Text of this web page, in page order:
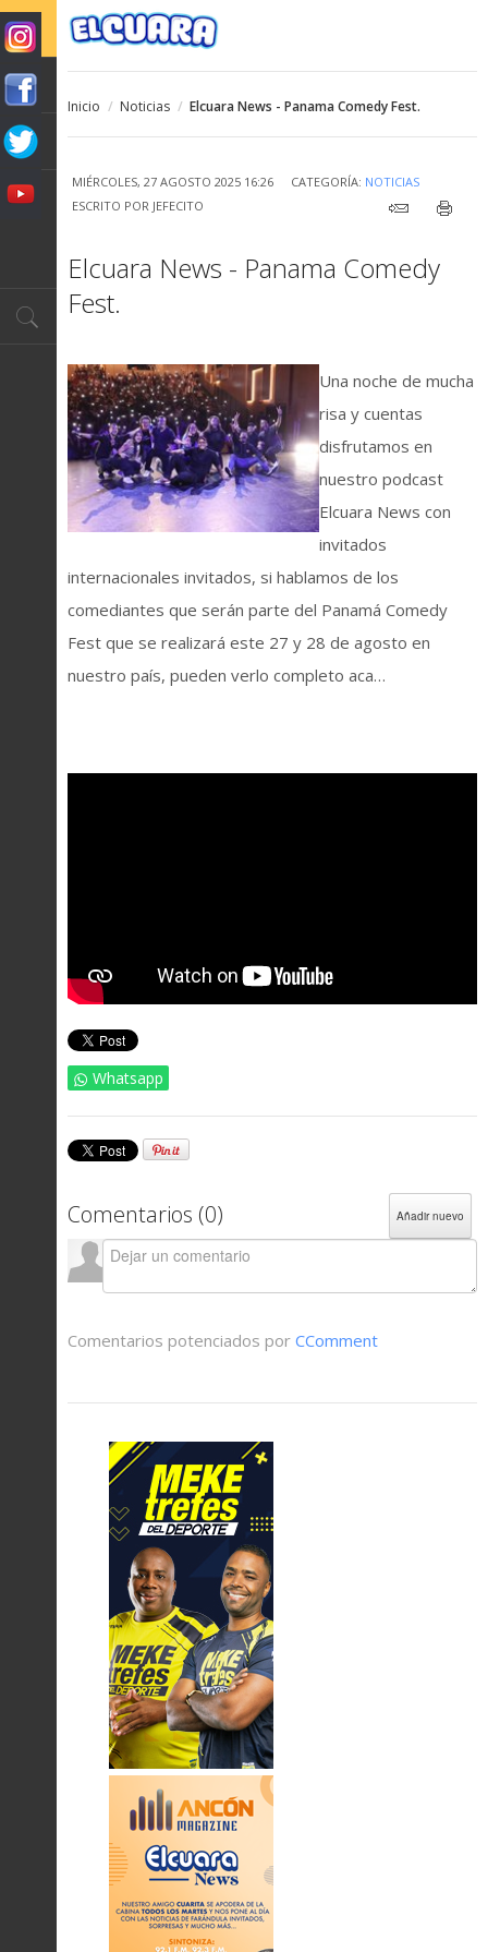
Inicio / Noticias / Elcuara News - Panama Comedy Fest.
MIÉRCOLES, 27 AGOSTO 2025 16:26 CATEGORÍA: NOTICIAS
ESCRITO POR JEFECITO
Elcuara News - Panama Comedy
Fest.
Una noche de mucha
risa y cuentas
disfrutamos en
nuestro podcast
Elcuara News con
invitados
internacionales invitados, si hablamos de los
comediantes que serán parte del Panamá Comedy
Fest que se realizará este 27 y 28 de agosto en
nuestro país, pueden verlo completo aca…
Whatsapp
Comentarios (0) Añadir nuevo
Comentarios potenciados por CComment